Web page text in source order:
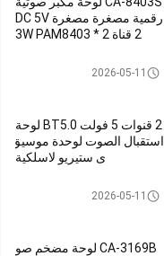
رقمية مصغرة مصغرة DC 5V
2 قناة 2 * 3W PAM8403
2026-05-11
2 قنوات 5 فولت BT5.0 لوحة
استقبال الصوت لوحدة موسيق
ى ستيريو لاسلكية
2026-05-11
CA-3169B لوحة مضخم صو